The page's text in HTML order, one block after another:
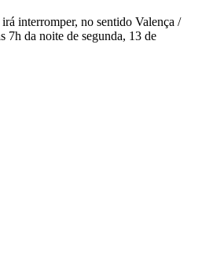
interromper, no sentido Valença /
7h da noite de segunda, 13 de